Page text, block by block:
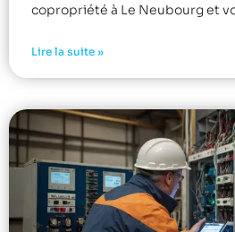
copropriété à Le Neubourg et
Lire la suite »